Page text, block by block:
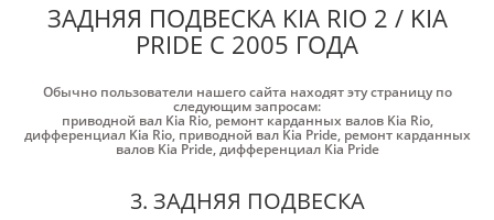
ЗАДНЯЯ ПОДВЕСКА KIA RIO 2 / KIA
PRIDE С 2005 ГОДА
Обычно пользователи нашего сайта находят эту страницу по
следующим запросам:
приводной вал Kia Rio, ремонт карданных валов Kia Rio,
дифференциал Kia Rio, приводной вал Kia Pride, ремонт карданных
валов Kia Pride,дифференциал Kia Pride
3. ЗАДНЯЯ ПОДВЕСКА